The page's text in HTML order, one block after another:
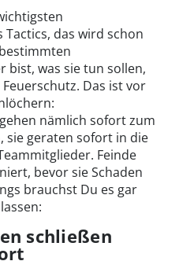
Tactics, das wird schon
bist, was sie tun sollen,
Das ist vor
nämlich sofort zum
sie geraten sofort in die
Feinde
bevor sie Schaden
brauchst Du es gar
schließen